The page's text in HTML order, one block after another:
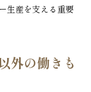
生産を支える重要
外の働きも